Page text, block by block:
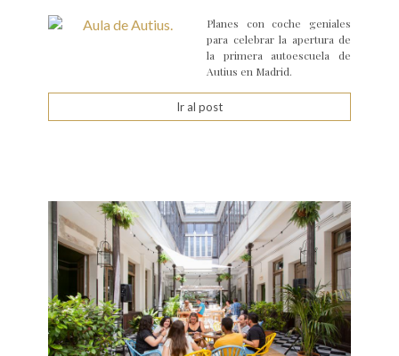
Planes con coche geniales
para celebrar la apertura de
la primera autoescuela de
Autius en Madrid.
Ir al post